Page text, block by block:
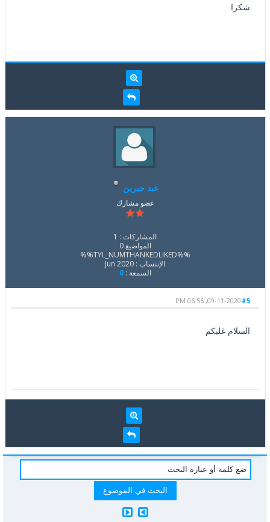
شكرا
عبد جبرين
عضو مشارك
المشاركات : 1
المواضيع 0
%%TYL_NUMTHANKEDLIKED%%
الإنتساب : Jun 2020
السمعة :0
#5
09-11-2020, 06:56 PM
السلام غليكم